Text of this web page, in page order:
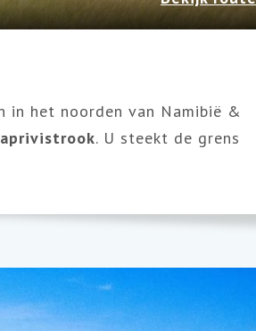
in het noorden van Namibië &
. U steekt de grens